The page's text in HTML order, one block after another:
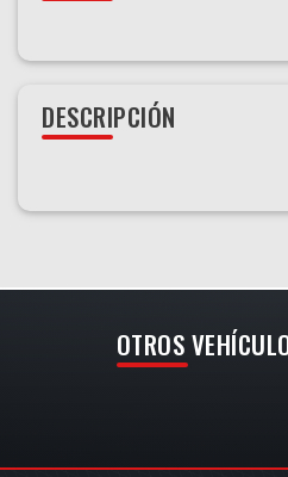
DESCRIPCIÓN
OTROS